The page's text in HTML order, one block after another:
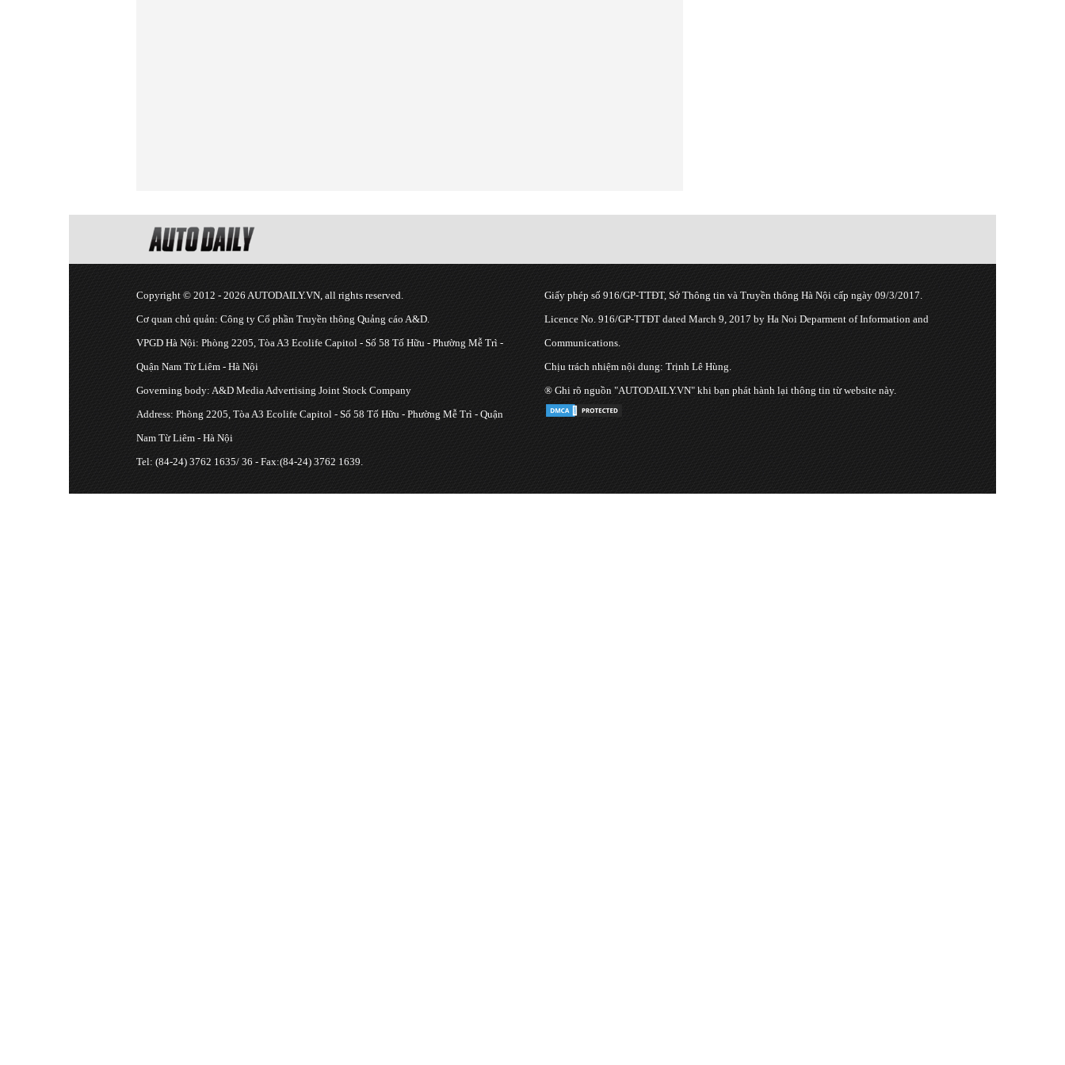
Copyright © 2012 - 2026 AUTODAILY.VN, all rights reserved.
Cơ quan chủ quản: Công ty Cổ phần Truyền thông Quảng cáo A&D.
VPGD Hà Nội: Phòng 2205, Tòa A3 Ecolife Capitol - Số 58 Tố Hữu - Phường Mễ Trì -
Quận Nam Từ Liêm - Hà Nội
Governing body: A&D Media Advertising Joint Stock Company
Address: Phòng 2205, Tòa A3 Ecolife Capitol - Số 58 Tố Hữu - Phường Mễ Trì - Quận
Nam Từ Liêm - Hà Nội
Tel: (84-24) 3762 1635/ 36 - Fax:(84-24) 3762 1639.
Giấy phép số 916/GP-TTĐT, Sở Thông tin và Truyền thông Hà Nội cấp ngày 09/3/2017.
Licence No. 916/GP-TTĐT dated March 9, 2017 by Ha Noi Deparment of Information and
Communications.
Chịu trách nhiệm nội dung: Trịnh Lê Hùng.
® Ghi rõ nguồn "AUTODAILY.VN" khi bạn phát hành lại thông tin từ website này.